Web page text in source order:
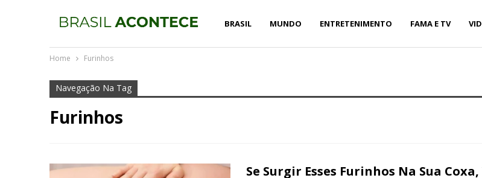
BRASIL MUNDO ENTRETENIMENTO FAMA E TV
Home Furinhos
Navegação Na Tag
Furinhos
Se Surgir Esses Furinhos Na Sua